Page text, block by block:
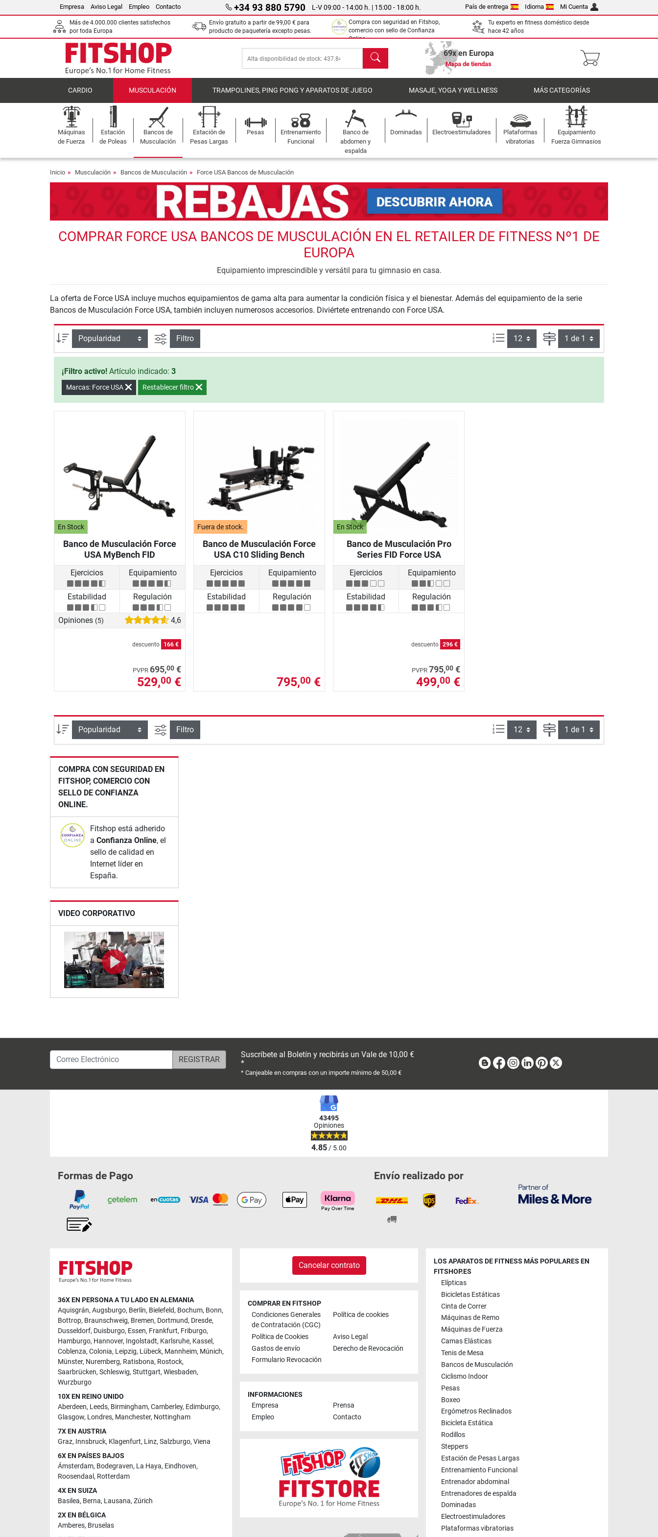
Empresa Aviso Legal Empleo Contacto +34 93 880 5790 L-V 09:00 - 14:00 h. | 15:00 - 18:00 h. País de entrega Idioma Mi Cuenta
Más de 4.000.000 clientes satisfechos
por toda Europa
Envío gratuito a partir de 99,00 € para
producto de paquetería excepto pesas.
Compra con seguridad en Fitshop,
comercio con sello de Confianza
Online.
Tu experto en fitness doméstico desde
hace 42 años
Buscar 69x en Europa
Mapa de tiendas
CARDIO MUSCULACIÓN TRAMPOLINES, PING PONG Y APARATOS DE JUEGO MASAJE, YOGA Y WELLNESS MÁS CATEGORÍAS
Máquinas
de Fuerza
Estación
de Poleas
Bancos de
Musculación
Estación de
Pesas Largas
Pesas
Entrenamiento
Funcional
Banco de
abdomen y
espalda
Dominadas Electroestimuladores
Plataformas
vibratorias
Equipamiento
Fuerza Gimnasios
Inicio Musculación Bancos de Musculación Force USA Bancos de Musculación
COMPRAR FORCE USA BANCOS DE MUSCULACIÓN EN EL RETAILER DE FITNESS Nº1 DE
EUROPA
Equipamiento imprescindible y versátil para tu gimnasio en casa.
La oferta de Force USA incluye muchos equipamientos de gama alta para aumentar la condición física y el bienestar. Además del equipamiento de la serie
Bancos de Musculación Force USA, también incluyen numerosos accesorios. Diviértete entrenando con Force USA.
Ordenar por Busqueda avanzada
Filtro Artículos por página:
Página
¡Filtro activo! Artículo indicado: 3
Marcas: Force USA Restablecer filtro
En Stock
Banco de Musculación Force
USA MyBench FID
Ejercicios Equipamiento
Estabilidad Regulación
Opiniones (5) 4,6
descuento 166 €
PVPR 695,00 €
529,00 €
Fuera de stock.
Banco de Musculación Force
USA C10 Sliding Bench
Ejercicios Equipamiento
Estabilidad Regulación
795,00 €
En Stock
Banco de Musculación Pro
Series FID Force USA
Ejercicios Equipamiento
Estabilidad Regulación
descuento 296 €
PVPR 795,00 €
499,00 €
Ordenar por Busqueda avanzada
Filtro Artículos por página:
Página
COMPRA CON SEGURIDAD EN
FITSHOP, COMERCIO CON
SELLO DE CONFIANZA
ONLINE.
Fitshop está adherido
aConfianza Online, el
sello de calidad en
Internet líder en
España.
VIDEO CORPORATIVO
Correo Electrónico
Suscríbete al Boletín y recibirás un Vale de 10,00 €
*
* Canjeable en compras con un importe mínimo de 50,00 €
BlogFacebook
Instagram
LinkedinPinterest
43495
Opiniones
4.85/ 5.00
Formas de Pago Envío realizado por
36X EN PERSONA A TU LADO EN ALEMANIA
Aquisgrán, Augsburgo, Berlín, Bielefeld, Bochum, Bonn,
Bottrop, Braunschweig, Bremen, Dortmund, Dresde,
Dusseldorf, Duisburgo, Essen, Frankfurt, Friburgo,
Hamburgo, Hannover, Ingolstadt, Karlsruhe, Kassel,
Coblenza, Colonia, Leipzig, Lübeck, Mannheim, Múnich,
Münster, Nuremberg, Ratisbona, Rostock,
Saarbrücken, Schleswig, Stuttgart, Wiesbaden,
Wurzburgo
10X EN REINO UNIDO
Aberdeen, Leeds, Birmingham, Camberley, Edimburgo,
Glasgow, Londres, Manchester, Nottingham
7X EN AUSTRIA
Graz, Innsbruck, Klagenfurt, Linz, Salzburgo, Viena
6X EN PAÍSES BAJOS
Ámsterdam, Bodegraven, La Haya, Eindhoven,
Roosendaal , Rotterdam
4X EN SUIZA
Basilea, Berna, Lausana, Zúrich
2X EN BÉLGICA
Amberes, Bruselas
Cancelar contrato
COMPRAR EN FITSHOP
Condiciones Generales
de Contratación (CGC)
Política de cookies
Política de Cookies
Aviso Legal
Gastos de envío
Derecho de Revocación
Formulario Revocación
INFORMACIONES
Empresa
Prensa
Empleo
Contacto
LOS APARATOS DE FITNESS MÁS POPULARES EN
FITSHOP.ES
Elípticas
Bicicletas Estáticas
Cinta de Correr
Máquinas de Remo
Máquinas de Fuerza
Camas Elásticas
Tenis de Mesa
Bancos de Musculación
Ciclismo Indoor
Pesas
Boxeo
Ergómetros Reclinados
Bicicleta Estática
Rodillos
Steppers
Estación de Pesas Largas
Entrenamiento Funcional
Entrenador abdominal
Entrenadores de espalda
Dominadas
Electroestimuladores
Plataformas vibratorias